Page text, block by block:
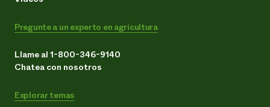
Pregunte a un experto en agricultura
Llame al 1-800-346-9140
Chatea con nosotros
Explorar temas